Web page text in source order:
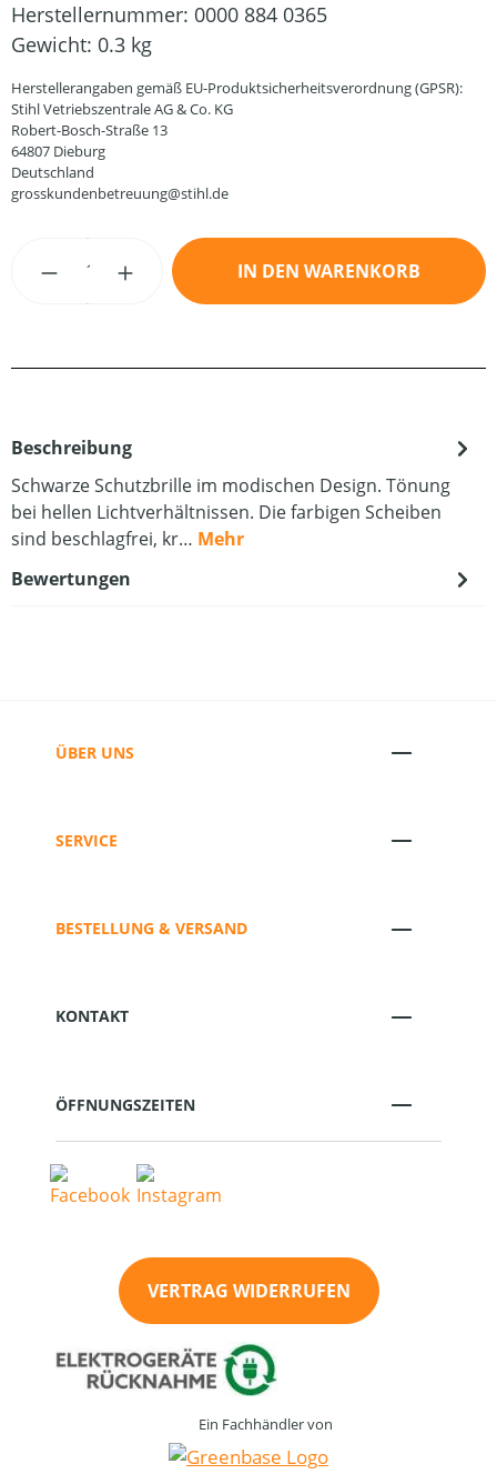
Herstellernummer: 0000 884 0365
Gewicht: 0.3 kg
Herstellerangaben gemäß EU-Produktsicherheitsverordnung (GPSR):
Stihl Vetriebszentrale AG & Co. KG
Robert-Bosch-Straße 13
64807 Dieburg
Deutschland
grosskundenbetreuung@stihl.de
Produkt Anzahl: Gib den gewünschten
IN DEN WARENKORB
Beschreibung
Schwarze Schutzbrille im modischen Design. Tönung
bei hellen Lichtverhältnissen. Die farbigen Scheiben
sind beschlagfrei, kr… Mehr
Bewertungen
ÜBER UNS
SERVICE
BESTELLUNG & VERSAND
KONTAKT
ÖFFNUNGSZEITEN
VERTRAG WIDERRUFEN
Ein Fachhändler von